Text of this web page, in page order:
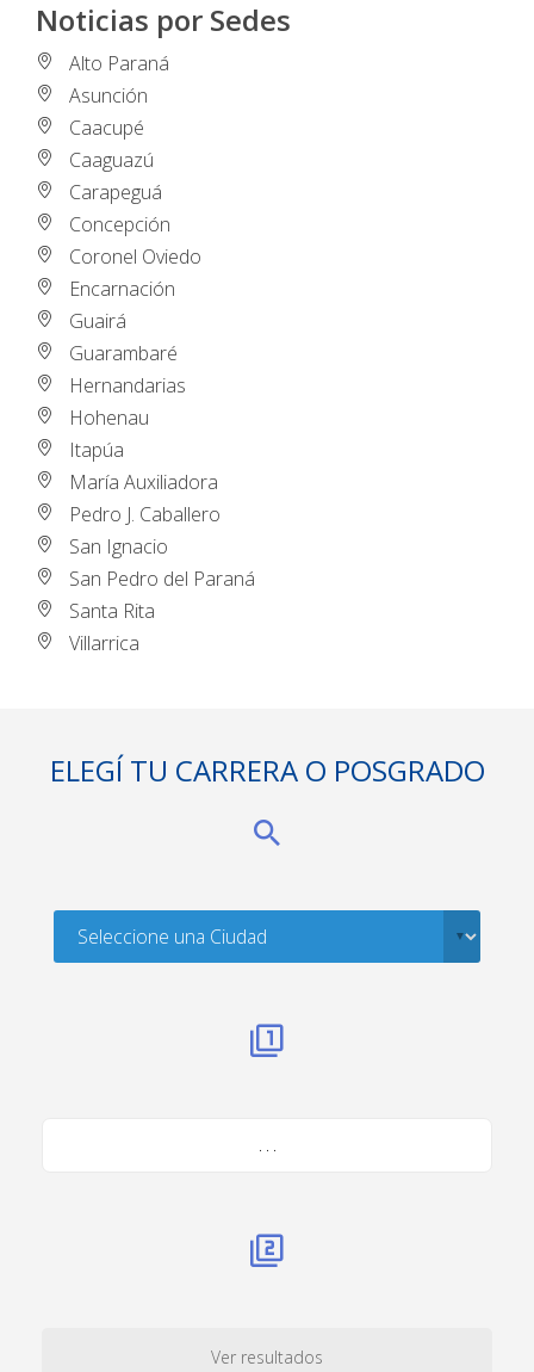
Noticias por Sedes
Alto Paraná
Asunción
Caacupé
Caaguazú
Carapeguá
Concepción
Coronel Oviedo
Encarnación
Guairá
Guarambaré
Hernandarias
Hohenau
Itapúa
María Auxiliadora
Pedro J. Caballero
San Ignacio
San Pedro del Paraná
Santa Rita
Villarrica
ELEGÍ TU CARRERA O POSGRADO
. . .
Ver resultados